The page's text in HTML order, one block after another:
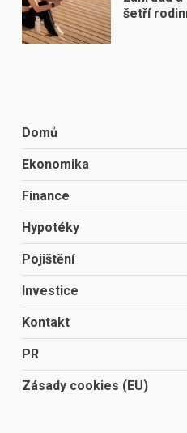
šetří
Domů
Ekonomika
Finance
Hypotéky
Pojištění
Investice
Kontakt
PR
Zásady cookies (EU)